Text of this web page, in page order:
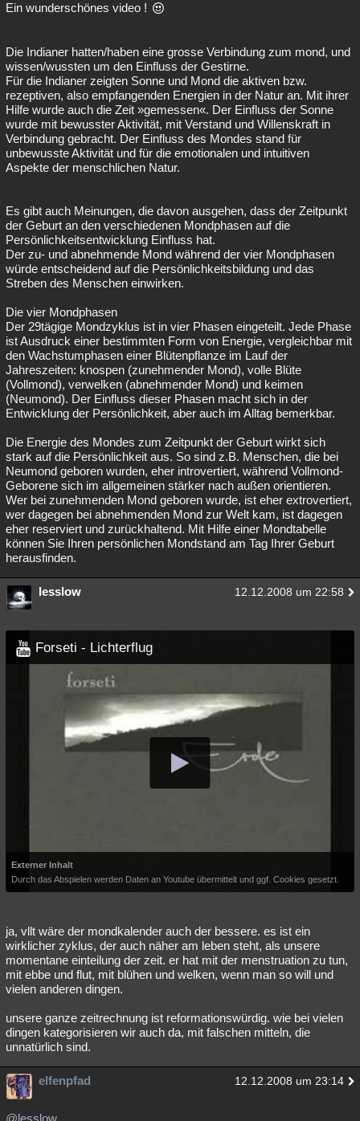
Ein wunderschönes video !
Die Indianer hatten/haben eine grosse Verbindung zum mond, und
wissen/wussten um den Einfluss der Gestirne.
Für die Indianer zeigten Sonne und Mond die aktiven bzw.
rezeptiven, also empfangenden Energien in der Natur an. Mit ihrer
Hilfe wurde auch die Zeit »gemessen«. Der Einfluss der Sonne
wurde mit bewusster Aktivität, mit Verstand und Willenskraft in
Verbindung gebracht. Der Einfluss des Mondes stand für
unbewusste Aktivität und für die emotionalen und intuitiven
Aspekte der menschlichen Natur.
Es gibt auch Meinungen, die davon ausgehen, dass der Zeitpunkt
der Geburt an den verschiedenen Mondphasen auf die
Persönlichkeitsentwicklung Einfluss hat.
Der zu- und abnehmende Mond während der vier Mondphasen
würde entscheidend auf die Persönlichkeitsbildung und das
Streben des Menschen einwirken.
Die vier Mondphasen
Der 29tägige Mondzyklus ist in vier Phasen eingeteilt. Jede Phase
ist Ausdruck einer bestimmten Form von Energie, vergleichbar mit
den Wachstumphasen einer Blütenpflanze im Lauf der
Jahreszeiten: knospen (zunehmender Mond), volle Blüte
(Vollmond), verwelken (abnehmender Mond) und keimen
(Neumond). Der Einfluss dieser Phasen macht sich in der
Entwicklung der Persönlichkeit, aber auch im Alltag bemerkbar.
Die Energie des Mondes zum Zeitpunkt der Geburt wirkt sich
stark auf die Persönlichkeit aus. So sind z.B. Menschen, die bei
Neumond geboren wurden, eher introvertiert, während Vollmond-
Geborene sich im allgemeinen stärker nach außen orientieren.
Wer bei zunehmenden Mond geboren wurde, ist eher extrovertiert,
wer dagegen bei abnehmenden Mond zur Welt kam, ist dagegen
eher reserviert und zurückhaltend. Mit Hilfe einer Mondtabelle
können Sie Ihren persönlichen Mondstand am Tag Ihrer Geburt
herausfinden.
lesslow 12.12.2008 um 22:58
Forseti - Lichterflug
Externer Inhalt
Durch das Abspielen werden Daten an Youtube übermittelt und ggf. Cookies gesetzt.
ja, vllt wäre der mondkalender auch der bessere. es ist ein
wirklicher zyklus, der auch näher am leben steht, als unsere
momentane einteilung der zeit. er hat mit der menstruation zu tun,
mit ebbe und flut, mit blühen und welken, wenn man so will und
vielen anderen dingen.
unsere ganze zeitrechnung ist reformationswürdig. wie bei vielen
dingen kategorisieren wir auch da, mit falschen mitteln, die
unnatürlich sind.
elfenpfad 12.12.2008 um 23:14
@lesslow